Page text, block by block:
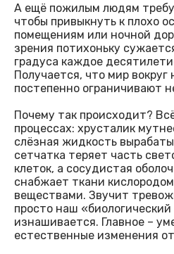
А ещё пожилым людям
чтобы привыкнуть к плохо
помещениям или ночной
зрения потихоньку
градуса каждое
Получается, что мир вокруг
постепенно ограничивают
Почему так происходит?
процессах: хрусталик
слёзная жидкость
сетчатка теряет часть
клеток, а сосудистая
снабжает ткани
веществами. Звучит
просто наш
изнашивается. Главное –
естественные изменения